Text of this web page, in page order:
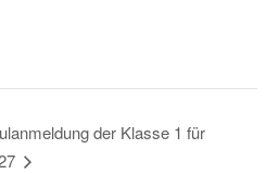
der Klasse 1 für